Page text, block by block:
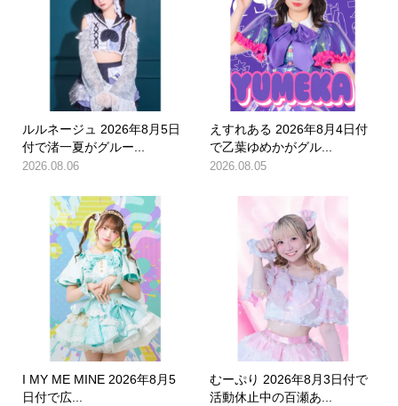
ルルネージュ 2026年8月5日
付で渚一夏がグルー...
2026.08.06
えすれある 2026年8月4日付
で乙葉ゆめかがグル...
2026.08.05
I MY ME MINE 2026年8月5
日付で広...
むーぷり 2026年8月3日付で
活動休止中の百瀬あ...